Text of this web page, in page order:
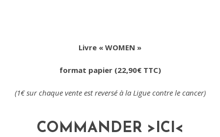
Livre « WOMEN »
format papier (22,90€ TTC)
(1€ sur chaque vente est reversé à la Ligue contre le cancer)
COMMANDER >ICI<